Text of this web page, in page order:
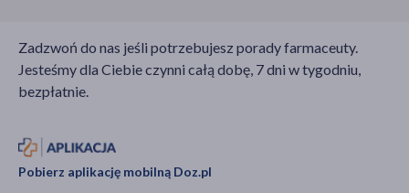
Zadzwoń do nas jeśli potrzebujesz porady farmaceuty.
Jesteśmy dla Ciebie czynni całą dobę, 7 dni w tygodniu,
bezpłatnie.
Pobierz aplikację mobilną Doz.pl